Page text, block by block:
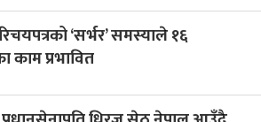
‘सर्भर’ समस्याले १६
काम प्रभावित